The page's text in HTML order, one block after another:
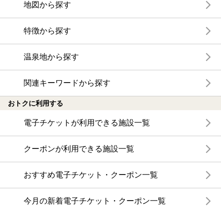
地図から探す
特徴から探す
温泉地から探す
関連キーワードから探す
おトクに利用する
電子チケットが利用できる施設一覧
クーポンが利用できる施設一覧
おすすめ電子チケット・クーポン一覧
今月の新着電子チケット・クーポン一覧